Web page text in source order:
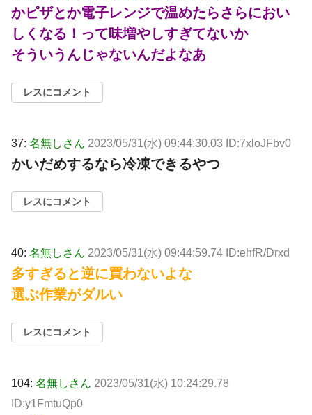
かピザとか電子レンジで温めたらさらにおい
しくなる！って味増やしすぎてないか
そういうんじゃないんだよなあ
レスにコメント
37: 名無しさん 2023/05/31(水) 09:44:30.03 ID:7xloJFbv0
かいだめするなら冷凍できるやつ
レスにコメント
40: 名無しさん 2023/05/31(水) 09:44:59.74 ID:ehfR/Drxd
多すぎると逆に買わないよな
選ぶ作業がダルい
レスにコメント
104: 名無しさん 2023/05/31(水) 10:24:29.78
ID:y1FmtuQp0